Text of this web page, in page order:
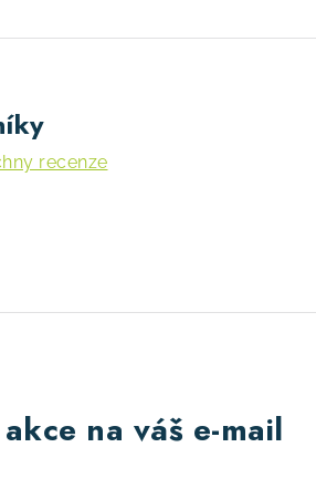
recenze
na váš e-mail